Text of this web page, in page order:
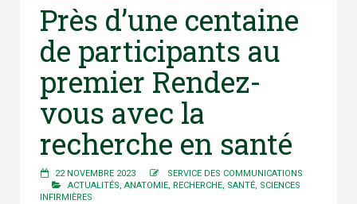
Près d’une centaine
de participants au
premier Rendez-
vous avec la
recherche en santé
22 NOVEMBRE 2023
SERVICE DES COMMUNICATIONS
ACTUALITÉS, ANATOMIE, RECHERCHE, SANTÉ, SCIENCES
INFIRMIÈRES